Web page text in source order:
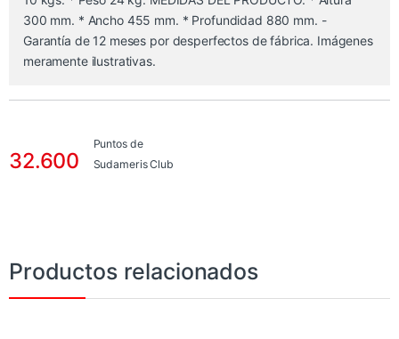
300 mm. * Ancho 455 mm. * Profundidad 880 mm. -
Garantía de 12 meses por desperfectos de fábrica. Imágenes
meramente ilustrativas.
32.600
Puntos de
Sudameris Club
Productos relacionados